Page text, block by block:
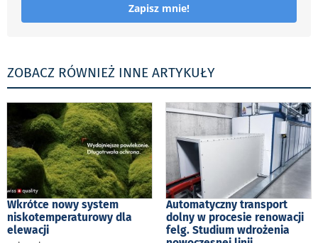
Zapisz mnie!
ZOBACZ RÓWNIEŻ INNE ARTYKUŁY
Wkrótce nowy system
niskotemperaturowy dla
elewacji
Automatyczny transport
dolny w procesie renowacji
felg. Studium wdrożenia